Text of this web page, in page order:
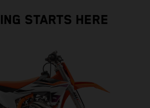
STARTS HERE